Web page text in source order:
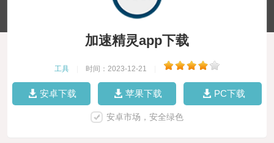
加速精灵app下载
工具 时间：2023-12-21
安卓下载 苹果下载 PC下载
安卓市场，安全绿色